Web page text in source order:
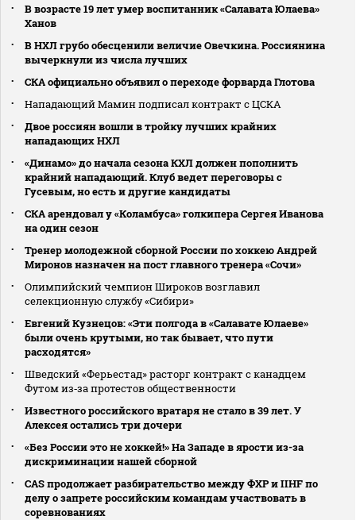
В возрасте 19 лет умер воспитанник «Салавата Юлаева»
Ханов
В НХЛ грубо обесценили величие Овечкина. Россиянина
вычеркнули из числа лучших
СКА официально объявил о переходе форварда Глотова
Нападающий Мамин подписал контракт с ЦСКА
Двое россиян вошли в тройку лучших крайних
нападающих НХЛ
«Динамо» до начала сезона КХЛ должен пополнить
крайний нападающий. Клуб ведет переговоры с
Гусевым, но есть и другие кандидаты
СКА арендовал у «Коламбуса» голкипера Сергея Иванова
на один сезон
Тренер молодежной сборной России по хоккею Андрей
Миронов назначен на пост главного тренера «Сочи»
Олимпийский чемпион Широков возглавил
селекционную службу «Сибири»
Евгений Кузнецов: «Эти полгода в «Салавате Юлаеве»
были очень крутыми, но так бывает, что пути
расходятся»
Шведский «Ферьестад» расторг контракт с канадцем
Футом из‑за протестов общественности
Известного российского вратаря не стало в 39 лет. У
Алексея остались три дочери
«Без России это не хоккей!» На Западе в ярости из-за
дискриминации нашей сборной
CAS продолжает разбирательство между ФХР и IIHF по
делу о запрете российским командам участвовать в
соревнованиях